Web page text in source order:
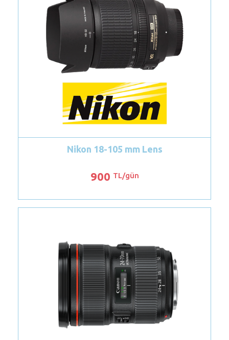
Canon 24-70 mm II. Seri Lens
950TL/gün